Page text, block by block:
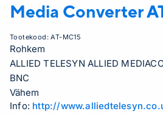
Media Converter
Tootekood:AT-MC15
Rohkem
ALLIED TELESYN ALLIED
BNC
Vähem
Info: http://